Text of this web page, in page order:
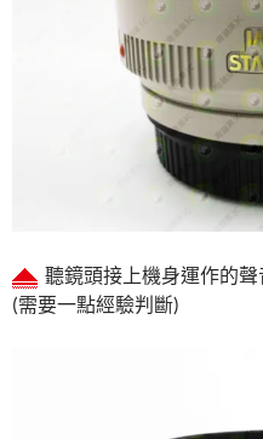
聽鏡頭接上機身運作的
(需要一點經驗判斷)